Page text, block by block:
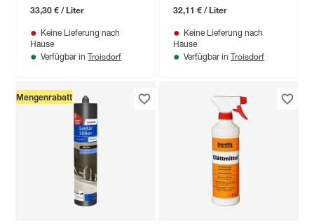
33,30 € / Liter
Keine Lieferung nach
Hause
Verfügbar in Troisdorf
32,11 € / Liter
Keine Lieferung nach
Hause
Verfügbar in Troisdorf
Mengenrabatt